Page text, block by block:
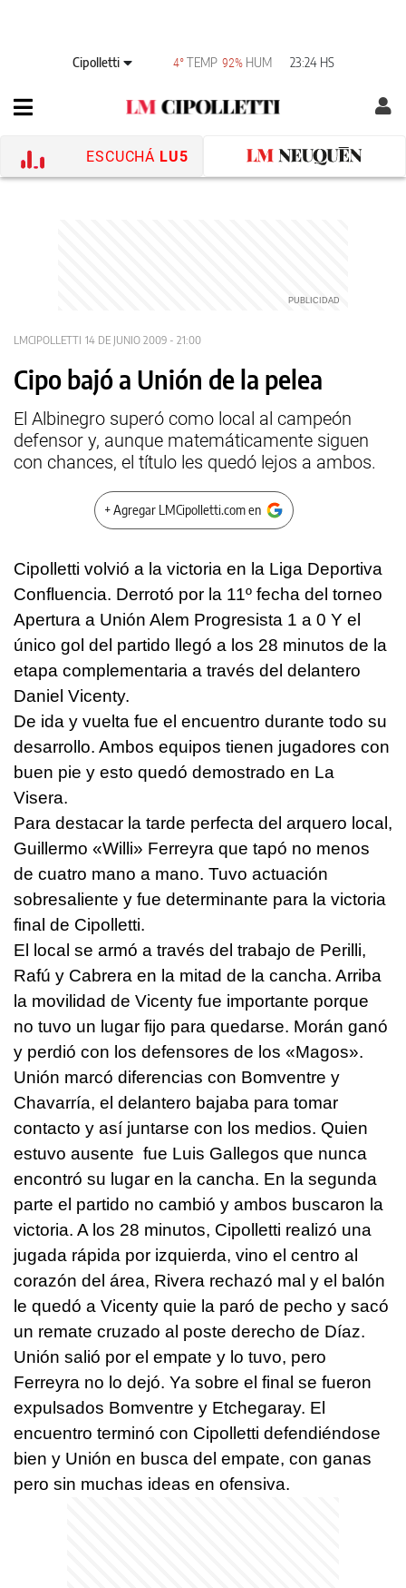
Cipolletti 4° TEMP 92% HUM 23:24 HS
ESCUCHÁ LU5
LMCIPOLLETTI 14 DE JUNIO 2009 - 21:00
Cipo bajó a Unión de la pelea
El Albinegro superó como local al campeón
defensor y, aunque matemáticamente siguen
con chances, el título les quedó lejos a ambos.
+ Agregar LMCipolletti.com en
Cipolletti volvió a la victoria en la Liga Deportiva
Confluencia. Derrotó por la 11º fecha del torneo
Apertura a Unión Alem Progresista 1 a 0 Y el
único gol del partido llegó a los 28 minutos de la
etapa complementaria a través del delantero
Daniel Vicenty.
De ida y vuelta fue el encuentro durante todo su
desarrollo. Ambos equipos tienen jugadores con
buen pie y esto quedó demostrado en La
Visera.
Para destacar la tarde perfecta del arquero local,
Guillermo «Willi» Ferreyra que tapó no menos
de cuatro mano a mano. Tuvo actuación
sobresaliente y fue determinante para la victoria
final de Cipolletti.
El local se armó a través del trabajo de Perilli,
Rafú y Cabrera en la mitad de la cancha. Arriba
la movilidad de Vicenty fue importante porque
no tuvo un lugar fijo para quedarse. Morán ganó
y perdió con los defensores de los «Magos».
Unión marcó diferencias con Bomventre y
Chavarría, el delantero bajaba para tomar
contacto y así juntarse con los medios. Quien
estuvo ausente fue Luis Gallegos que nunca
encontró su lugar en la cancha. En la segunda
parte el partido no cambió y ambos buscaron la
victoria. A los 28 minutos, Cipolletti realizó una
jugada rápida por izquierda, vino el centro al
corazón del área, Rivera rechazó mal y el balón
le quedó a Vicenty quie la paró de pecho y sacó
un remate cruzado al poste derecho de Díaz.
Unión salió por el empate y lo tuvo, pero
Ferreyra no lo dejó. Ya sobre el final se fueron
expulsados Bomventre y Etchegaray. El
encuentro terminó con Cipolletti defendiéndose
bien y Unión en busca del empate, con ganas
pero sin muchas ideas en ofensiva.